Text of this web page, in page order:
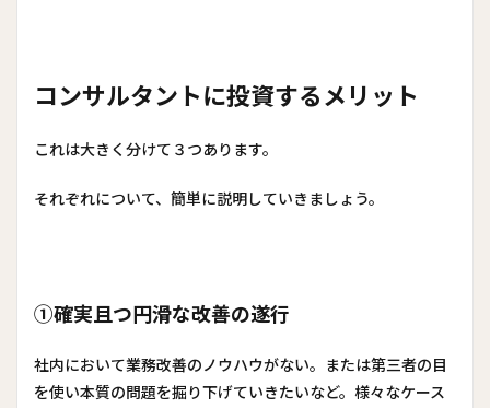
コンサルタントに投資するメリット
これは大きく分けて３つあります。
それぞれについて、簡単に説明していきましょう。
①確実且つ円滑な改善の遂行
社内において業務改善のノウハウがない。または第三者の目
を使い本質の問題を掘り下げていきたいなど。様々なケース